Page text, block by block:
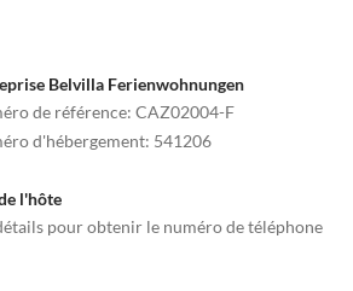
Belvilla Ferienwohnungen
de référence: CAZ02004-F
d'hébergement: 541206
l'hôte
pour obtenir le numéro de téléphone